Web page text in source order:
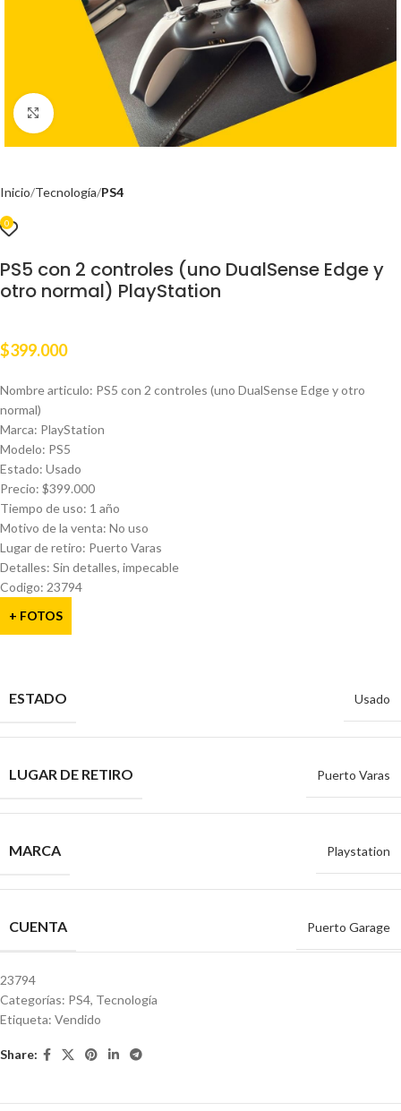
Clic para ampliar
Inicio Tecnología PS4
0
PS5 con 2 controles (uno DualSense Edge y
otro normal) PlayStation
$399.000
Nombre articulo: PS5 con 2 controles (uno DualSense Edge y otro
normal)
Marca: PlayStation
Modelo: PS5
Estado: Usado
Precio: $399.000
Tiempo de uso: 1 año
Motivo de la venta: No uso
Lugar de retiro: Puerto Varas
Detalles: Sin detalles, impecable
Codigo: 23794
+ FOTOS
ESTADO Usado
LUGAR DE RETIRO Puerto Varas
MARCA Playstation
CUENTA Puerto Garage
23794
Categorías: PS4, Tecnología
Etiqueta: Vendido
Share: